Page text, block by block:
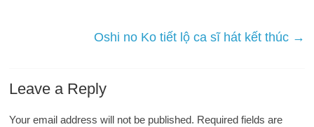
Oshi no Ko tiết lộ ca sĩ hát kết thúc →
Leave a Reply
Your email address will not be published. Required fields are